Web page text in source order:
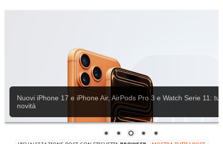
Apple rilascia iOS 18.6.2